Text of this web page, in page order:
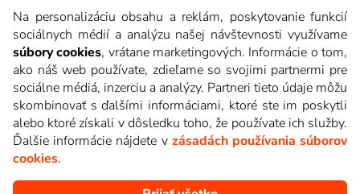
Na personalizáciu obsahu a reklám, poskytovanie funkcií
sociálnych médií a analýzu našej návštevnosti využívame
súbory cookies, vrátane marketingových. Informácie o tom,
ako náš web používate, zdieľame so svojimi partnermi pre
sociálne médiá, inzerciu a analýzy. Partneri tieto údaje môžu
skombinovať s ďalšími informáciami, ktoré ste im poskytli
alebo ktoré získali v dôsledku toho, že používate ich služby.
Ďalšie informácie nájdete v zásadách používania súborov
cookies.